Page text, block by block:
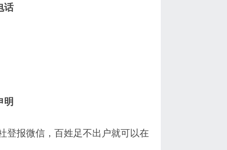
话
明
登报微信，百姓足不出户就可以在